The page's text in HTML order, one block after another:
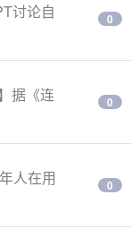
讨论自
0
据《连
0
人在用
0